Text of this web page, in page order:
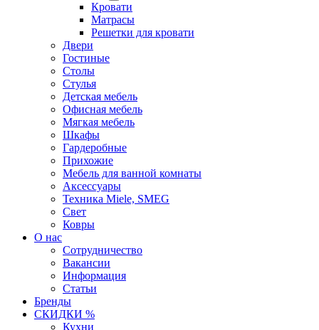
Кровати
Матрасы
Решетки для кровати
Двери
Гостиные
Столы
Стулья
Детская мебель
Офисная мебель
Мягкая мебель
Шкафы
Гардеробные
Прихожие
Мебель для ванной комнаты
Аксессуары
Техника Miele, SMEG
Свет
Ковры
О нас
Сотрудничество
Вакансии
Информация
Статьи
Бренды
СКИДКИ %
Кухни